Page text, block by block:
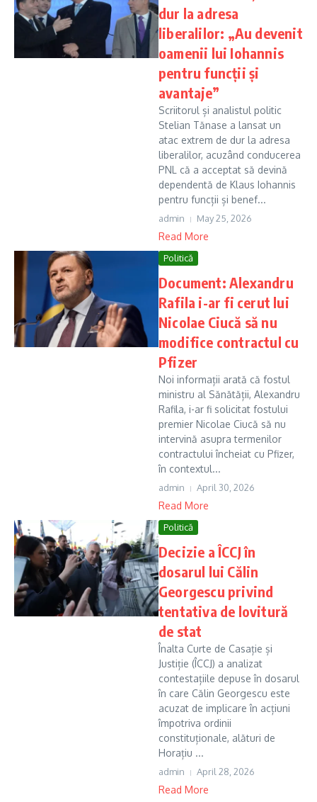
dur la adresa
liberalilor: „Au devenit
oamenii lui Iohannis
pentru funcții și
avantaje”
Scriitorul și analistul politic
Stelian Tănase a lansat un
atac extrem de dur la adresa
liberalilor, acuzând conducerea
PNL că a acceptat să devină
dependentă de Klaus Iohannis
pentru funcții și benef...
admin May 25, 2026
Read More
Politică
Document: Alexandru
Rafila i-ar fi cerut lui
Nicolae Ciucă să nu
modifice contractul cu
Pfizer
Noi informații arată că fostul
ministru al Sănătății, Alexandru
Rafila, i-ar fi solicitat fostului
premier Nicolae Ciucă să nu
intervină asupra termenilor
contractului încheiat cu Pfizer,
în contextul...
admin April 30, 2026
Read More
Politică
Decizie a ÎCCJ în
dosarul lui Călin
Georgescu privind
tentativa de lovitură
de stat
Înalta Curte de Casație și
Justiție (ÎCCJ) a analizat
contestațiile depuse în dosarul
în care Călin Georgescu este
acuzat de implicare în acțiuni
împotriva ordinii
constituționale, alături de
Horațiu ...
admin April 28, 2026
Read More